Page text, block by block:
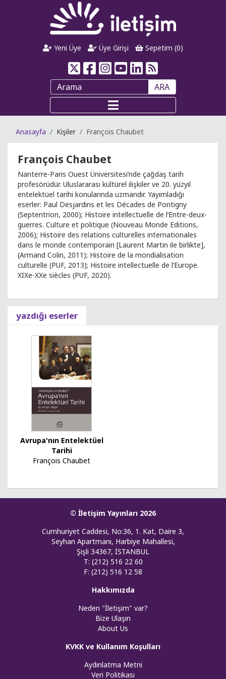
Yeni Üye Üye Girişi Sepetim (0)
ARA
Anasayfa Kişiler François Chaubet
François Chaubet
Nanterre-Paris Ouest Üniversitesi’nde çağdaş tarih
profesörüdür. Uluslararası kültürel ilişkiler ve 20. yüzyıl
entelektüel tarihi konularında uzmandır. Yayımladığı
eserler: Paul Desjardins et les Décades de Pontigny
(Septentrion, 2000); Histoire intellectuelle de l’Entre-deux-
guerres. Culture et politique (Nouveau Monde Editions,
2006); Histoire des relations culturelles internationales
dans le monde contemporain [Laurent Martin ile birlikte],
(Armand Colin, 2011); Histoire de la mondialisation
culturelle (PUF, 2013); Histoire intellectuelle de l’Europe.
XIXe-XXe siècles (PUF, 2020).
yazdığı eserler
Avrupa'nın Entelektüel
Tarihi
François Chaubet
© İletişim Yayınları 2026
Cumhuriyet Caddesi, No:36, 1. Kat, Daire 3,
Seyhan Apartmanı, Harbiye Mahallesi,
Şişli 34367, İSTANBUL
T: (212) 516 22 60
F: (212) 516 12 58
Hakkımızda
Neden "İletişim" var?
Bize Ulaşın
About Us
KVKK ve Kullanım Koşulları
Aydınlatma Metni
Veri Politikası